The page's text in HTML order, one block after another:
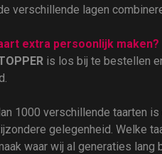
verschillende lagen
extra persoonlijk maken?
is los bij te bestellen
1000 verschillende taarten
gelegenheid. Welke
waar wij al generaties lang